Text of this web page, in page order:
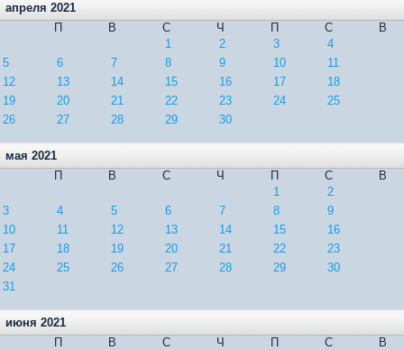
апреля 2021
П
В С Ч П С
В
1
2 3
4
5
6 7 8 9 10
11
12
13 14 15 16 17
18
19
20 21 22 23 24
25
26
27 28 29 30
мая 2021
П
В С Ч П С
В
1
2
3
4 5 6 7 8
9
10
11 12 13 14 15
16
17
18 19 20 21 22
23
24
25 26 27 28 29
30
31
июня 2021
П
В С Ч П С
В